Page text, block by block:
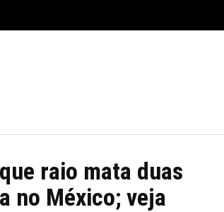
raio mata duas
no México; veja